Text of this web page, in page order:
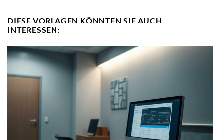
DIESE VORLAGEN KÖNNTEN SIE AUCH
INTERESSEN: